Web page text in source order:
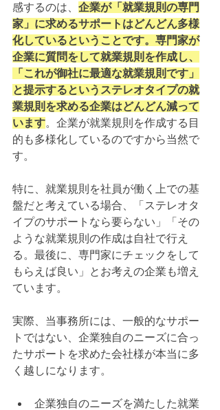
感するのは、 企業が「就業規則の専門
家」に求めるサポートはどんどん多様
化しているということです。専門家が
企業に質問をして就業規則を作成し、
「これが御社に最適な就業規則です」
と提示するというステレオタイプの就
業規則を求める企業はどんどん減って
います。 企業が就業規則を作成する目
的も多様化しているのですから当然で
す。
特に、就業規則を社員が働く上での基
盤だと考えている場合、「ステレオタ
イプのサポートなら要らない」「その
ような就業規則の作成は自社で行え
る。最後に、専門家にチェックをして
もらえば良い」とお考えの企業も増え
ています。
実際、当事務所には、一般的なサポー
トではない、企業独自のニーズに合っ
たサポートを求めた会社様が本当に多
く越しになります。
企業独自のニーズを満たした就業